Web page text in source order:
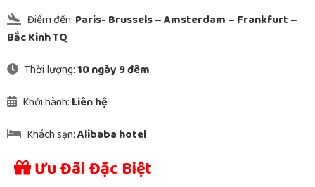
Điểm đến: Paris- Brussels – Amsterdam – Frankfurt –
Bắc Kinh TQ
Thời lượng:10 ngày 9 đêm
Khởi hành: Liên hệ
Khách sạn:Alibaba hotel
Ưu Đãi Đặc Biệt